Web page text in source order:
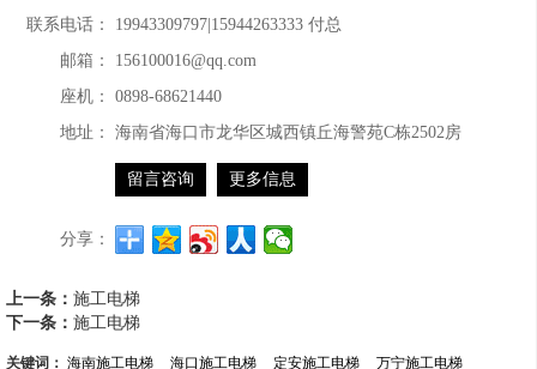
联系电话：
19943309797|15944263333 付总
邮箱：
156100016@qq.com
座机：
0898-68621440
地址：
海南省海口市龙华区城西镇丘海警苑C栋2502房
留言咨询 更多信息
分享：
上一条： 施工电梯
下一条： 施工电梯
关键词： 海南施工电梯 海口施工电梯 定安施工电梯 万宁施工电梯